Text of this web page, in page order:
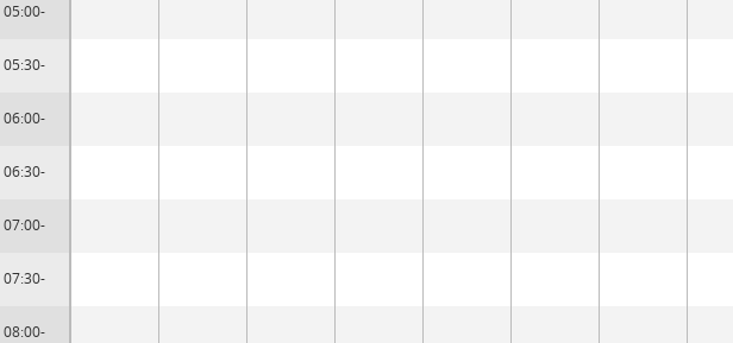
05:00-
05:30-
06:00-
06:30-
07:00-
07:30-
08:00-